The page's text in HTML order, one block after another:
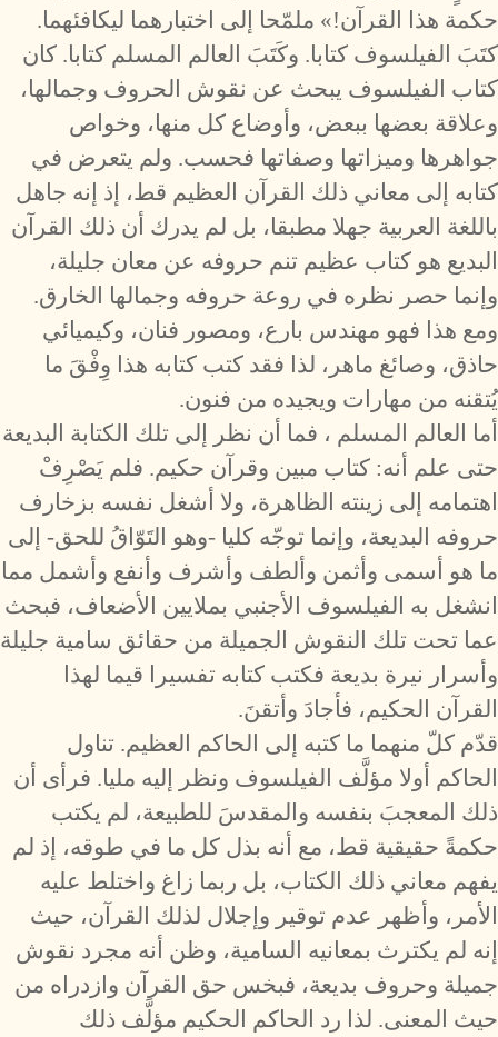
حكمة هذا القرآن!» ملمّحا إلى اختبارهما ليكافئهما.
كتَبَ الفيلسوف كتابا. وكَتَبَ العالم المسلم كتابا. كان
كتاب الفيلسوف يبحث عن نقوش الحروف وجمالها،
وعلاقة بعضها ببعض، وأوضاع كل منها، وخواص
جواهرها وميزاتها وصفاتها فحسب. ولم يتعرض في
كتابه إلى معاني ذلك القرآن العظيم قط، إذ إنه جاهل
باللغة العربية جهلا مطبقا، بل لم يدرك أن ذلك القرآن
البديع هو كتاب عظيم تنم حروفه عن معان جليلة،
وإنما حصر نظره في روعة حروفه وجمالها الخارق.
ومع هذا فهو مهندس بارع، ومصور فنان، وكيميائي
حاذق، وصائغ ماهر، لذا فقد كتب كتابه هذا وِفْقَ ما
يُتقنه من مهارات ويجيده من فنون.
أما العالم المسلم ، فما أن نظر إلى تلك الكتابة البديعة
حتى علم أنه: كتاب مبين وقرآن حكيم. فلم يَصْرِفْ
اهتمامه إلى زينته الظاهرة، ولا أشغل نفسه بزخارف
حروفه البديعة، وإنما توجّه كليا -وهو التَوّاقُ للحق- إلى
ما هو أسمى وأثمن وألطف وأشرف وأنفع وأشمل مما
انشغل به الفيلسوف الأجنبي بملايين الأضعاف، فبحث
عما تحت تلك النقوش الجميلة من حقائق سامية جليلة
وأسرار نيرة بديعة فكتب كتابه تفسيرا قيما لهذا
القرآن الحكيم، فأجادَ وأتقنَ.
قدّم كلّ منهما ما كتبه إلى الحاكم العظيم. تناول
الحاكم أولا مؤلَّف الفيلسوف ونظر إليه مليا. فرأى أن
ذلك المعجبَ بنفسه والمقدسَ للطبيعة، لم يكتب
حكمةً حقيقية قط، مع أنه بذل كل ما في طوقه، إذ لم
يفهم معاني ذلك الكتاب، بل ربما زاغ واختلط عليه
الأمر، وأظهر عدم توقير وإجلال لذلك القرآن، حيث
إنه لم يكترث بمعانيه السامية، وظن أنه مجرد نقوش
جميلة وحروف بديعة، فبخس حق القرآن وازدراه من
حيث المعنى. لذا رد الحاكم الحكيم مؤلَّف ذلك